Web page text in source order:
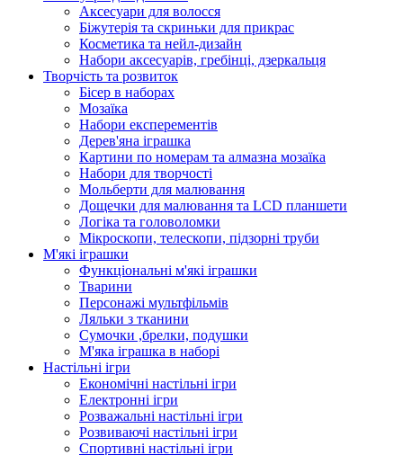
Аксесуари для волосся
Біжутерія та скриньки для прикрас
Косметика та нейл-дизайн
Набори аксесуарів, гребінці, дзеркальця
Творчість та розвиток
Бісер в наборах
Мозаїка
Набори експерементів
Дерев'яна іграшка
Картини по номерам та алмазна мозаїка
Набори для творчості
Мольберти для малювання
Дощечки для малювання та LCD планшети
Логіка та головоломки
Мікроскопи, телескопи, підзорні труби
М'які іграшки
Функціональні м'які іграшки
Тварини
Персонажі мультфільмів
Ляльки з тканини
Сумочки ,брелки, подушки
М'яка іграшка в наборі
Настільні ігри
Економічні настільні ігри
Електронні ігри
Розважальні настільні ігри
Розвиваючі настільні ігри
Спортивні настільні ігри